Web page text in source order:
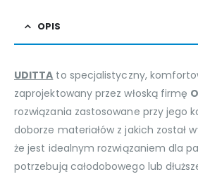
OPIS
UDITTA to specjalistyczny,
zaprojektowany przez włoską firmę
rozwiązania zastosowane przy jego
doborze materiałów z jakich został
że jest idealnym rozwiązaniem dla
potrzebują całodobowego lub